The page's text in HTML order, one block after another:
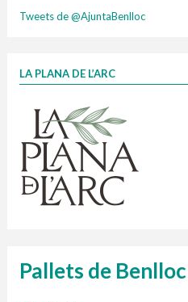
1 contenidors
Finançat per la Unió
Tweets de @AjuntaBenlloc
LA PLANA DE L’ARC
Pallets de Benlloc